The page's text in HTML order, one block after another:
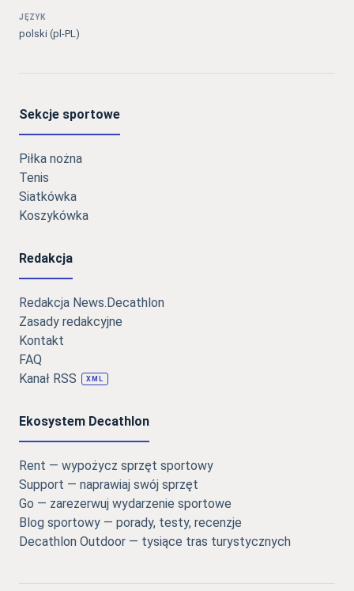
JĘZYK
polski (pl-PL)
Sekcje sportowe
Piłka nożna
Tenis
Siatkówka
Koszykówka
Redakcja
Redakcja News.Decathlon
Zasady redakcyjne
Kontakt
FAQ
Kanał RSS
XML
Ekosystem Decathlon
Rent — wypożycz sprzęt sportowy
Support — naprawiaj swój sprzęt
Go — zarezerwuj wydarzenie sportowe
Blog sportowy — porady, testy, recenzje
Decathlon Outdoor — tysiące tras turystycznych